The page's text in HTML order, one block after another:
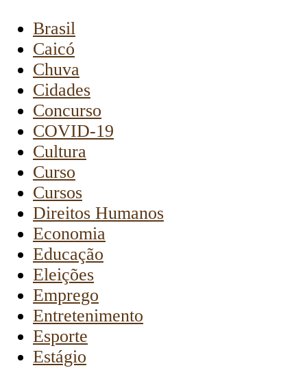
Brasil
Caicó
Chuva
Cidades
Concurso
COVID-19
Cultura
Curso
Cursos
Direitos Humanos
Economia
Educação
Eleições
Emprego
Entretenimento
Esporte
Estágio